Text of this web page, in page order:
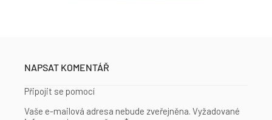
NAPSAT KOMENTÁŘ
Připojit se pomocí
Vaše e-mailová adresa nebude zveřejněna. Vyžadované